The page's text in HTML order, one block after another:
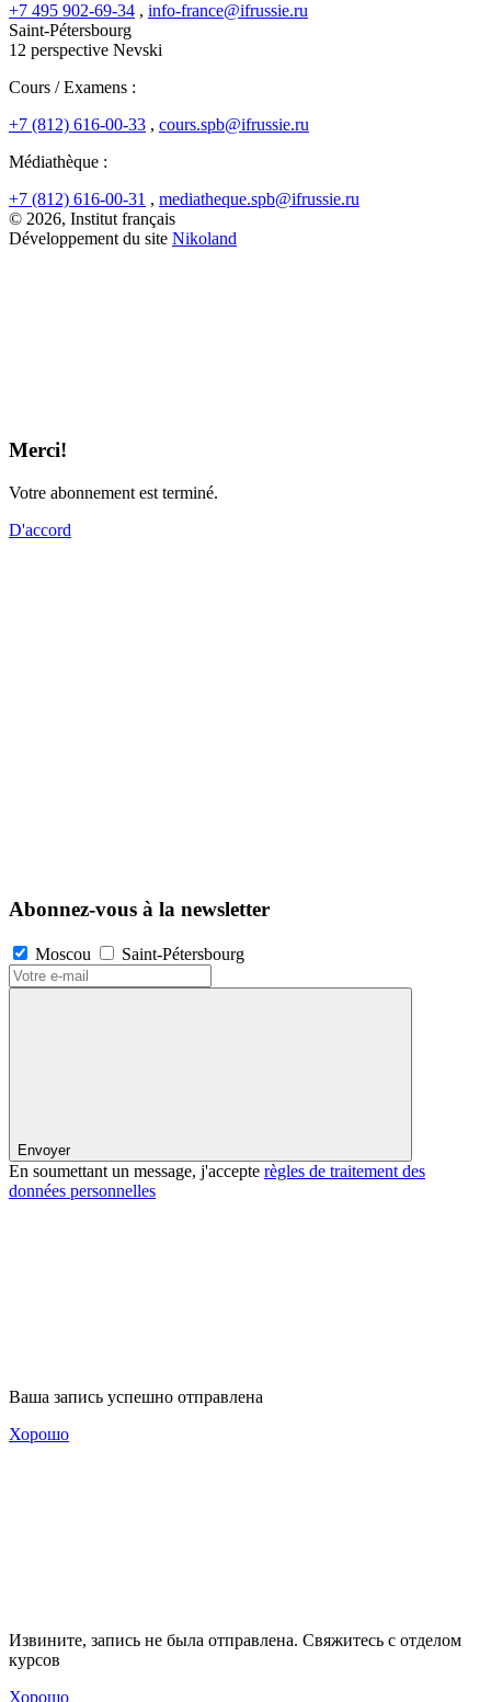
+7 495 902-69-34 , info-france@ifrussie.ru
Saint-Pétersbourg
12 perspective Nevski
Cours / Examens :
+7 (812) 616-00-33 , cours.spb@ifrussie.ru
Médiathèque :
+7 (812) 616-00-31 , mediatheque.spb@ifrussie.ru
© 2026, Institut français
Développement du site Nikoland
Merci!
Votre abonnement est terminé.
D'accord
Abonnez-vous à la newsletter
Moscou Saint-Pétersbourg
Envoyer
En soumettant un message, j'accepte règles de traitement des
données personnelles
Ваша запись успешно отправлена
Хорошо
Извините, запись не была отправлена. Свяжитесь с отделом
курсов
Хорошо